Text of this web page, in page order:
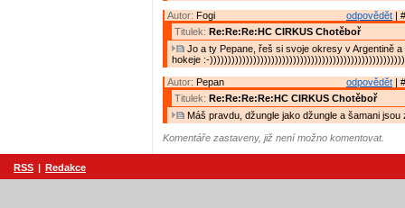
odpovědět |
Autor: Fogi
Titulek: Re:Re:Re:HC CIRKUS Chotěboř
Jo a ty Pepane, řeš si svoje okresy v Argentině
hokeje :-
odpovědět |
Autor: Pepan
Titulek: Re:Re:Re:Re:HC CIRKUS Chotěboř
Máš pravdu, džungle jako džungle a šamani jsou
Komentáře zastaveny, již není možno komentovat.
RSS | Redakce